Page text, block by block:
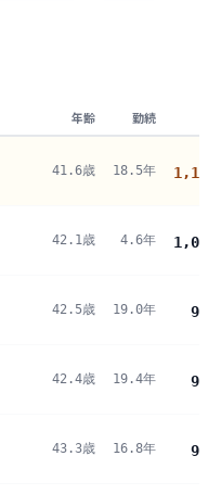
年齢 勤続
41.6歳 18.5年 1,188
42.1歳 4.6年 1,086
42.5歳 19.0年 945
42.4歳 19.4年 939
43.3歳 16.8年 904